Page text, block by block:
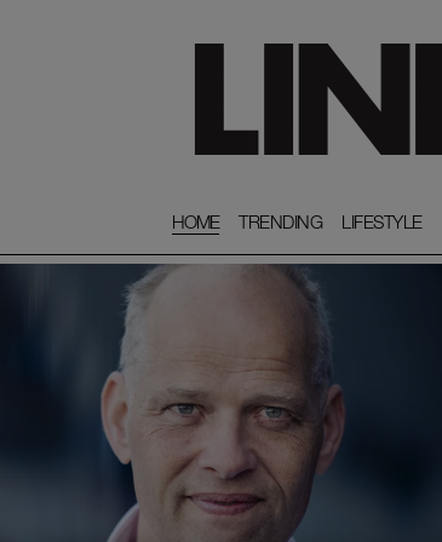
HOME TRENDING
TRENDING LIFESTYLE
LIFESTYLE